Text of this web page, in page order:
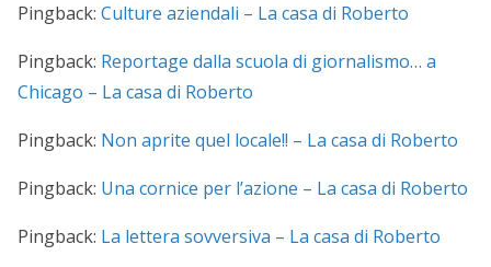
Pingback: Culture aziendali – La casa di Roberto
Pingback: Reportage dalla scuola di giornalismo… a
Chicago – La casa di Roberto
Pingback: Non aprite quel locale!! – La casa di Roberto
Pingback: Una cornice per l’azione – La casa di Roberto
Pingback: La lettera sovversiva – La casa di Roberto